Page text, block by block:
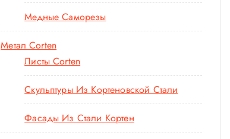
Медные Саморезы
Метал Corten
Листы Corten
Скульптуры Из Кортеновской Стали
Фасады Из Стали Кортен